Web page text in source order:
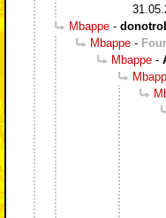
Mbappe -
Mbappe -
Mbappe -